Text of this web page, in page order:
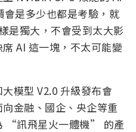
是多少也都是考驗，就
是獨大，不會受到太大影
AI 這一塊，不太可能變
模型 V2.0 升級發布會
金融、國企、央企等重
“訊飛星火一體機” 的產